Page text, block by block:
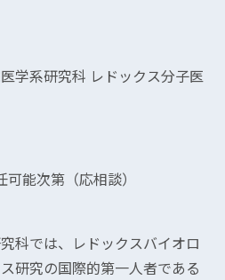
学系研究科 レドックス分子医
能次第（応相談）
科では、レドックスバイオロ
研究の国際的第一人者である